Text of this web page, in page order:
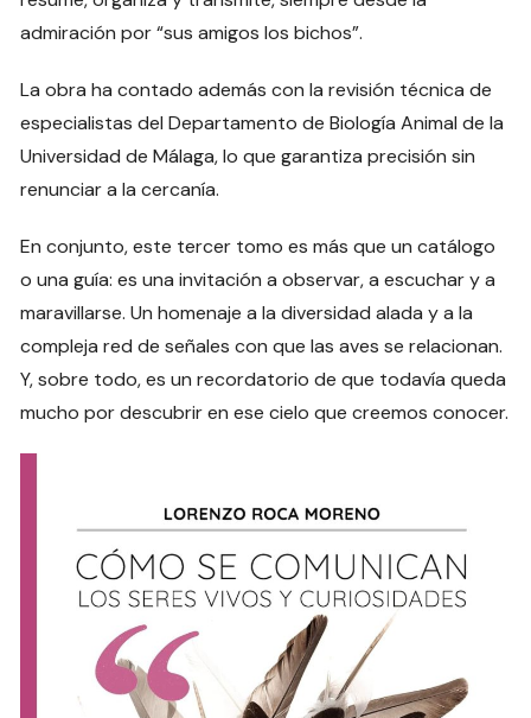
admiración por “sus amigos los bichos”.
La obra ha contado además con la revisión técnica de
especialistas del Departamento de Biología Animal de la
Universidad de Málaga, lo que garantiza precisión sin
renunciar a la cercanía.
En conjunto, este tercer tomo es más que un catálogo
o una guía: es una invitación a observar, a escuchar y a
maravillarse. Un homenaje a la diversidad alada y a la
compleja red de señales con que las aves se relacionan.
Y, sobre todo, es un recordatorio de que todavía queda
mucho por descubrir en ese cielo que creemos conocer.